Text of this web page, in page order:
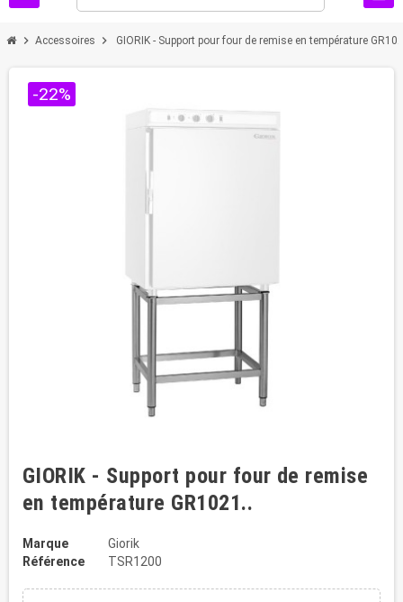
chevron_right Accessoires chevron_right GIORIK - Support pour four de remise en température
-22%
GIORIK - Support pour four de remise
en température GR1021..
Marque
Giorik
Référence
TSR1200